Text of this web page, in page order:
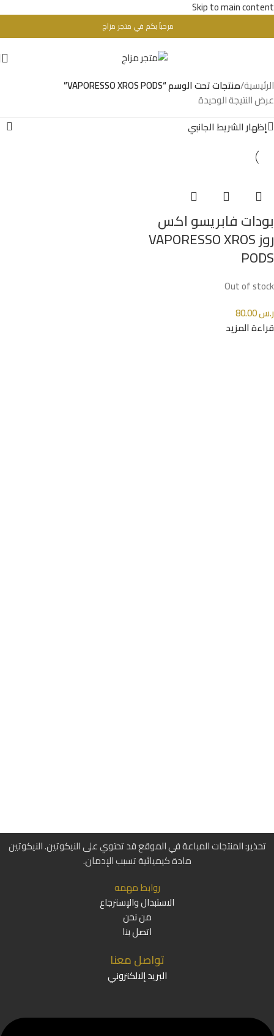
Skip to main content
تحذير : للبالغين فقط + 18 عام - WARINIG : Not For Sale For Minors
مرحباُ بكم في متجر مزاج
الرئيسية/منتجات تحت الوسم “VAPORESSO XROS PODS”
عرض النتيجة الوحيدة
إظهار الشريط الجانبي
بودات فابريسو اكس
روز VAPORESSO XROS
PODS
Out of stock
ر.س
قراءة المزيد
تحذير: المنتجات المباعة في الموقع قد تحتوي على النيكوتين. النيكوتين
مادة كيميائية تسبب الإدمان.
روابط مهمه
الاستبدال والإسترجاع
من نحن
اتصل بنا
تواصل معنا
البريد إلالكتروني